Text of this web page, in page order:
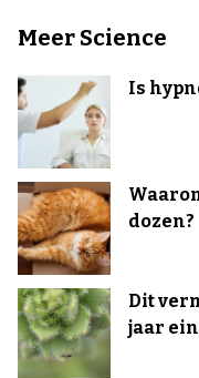
Meer Science
Is
dozen?
Dit
jaar